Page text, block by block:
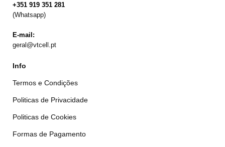
+351 919 351 281
(Whatsapp)
E-mail:
geral@vtcell.pt
Info
Termos e Condições
Politicas de Privacidade
Politicas de Cookies
Formas de Pagamento